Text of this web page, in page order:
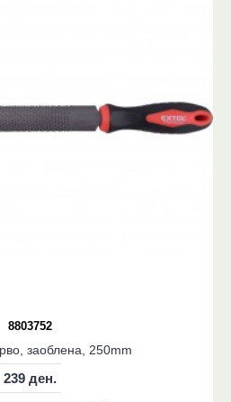
8803752
заоблена, 250mm
239 ден.